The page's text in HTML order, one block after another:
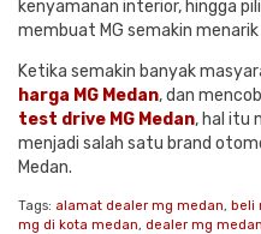
kenyamanan interior, hingga
membuat MG semakin
Ketika semakin banyak
harga MG Medan, dan
test drive MG Medan, hal itu
menjadi salah satu brand
Medan.
Tags: alamat dealer mg medan, beli
mg di kota medan, dealer mg medan